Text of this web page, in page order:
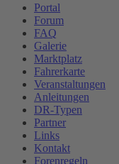
Portal
Forum
FAQ
Galerie
Marktplatz
Fahrerkarte
Veranstaltungen
Anleitungen
DR-Typen
Partner
Links
Kontakt
Forenregeln